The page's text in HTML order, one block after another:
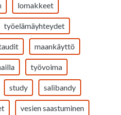
lomakkeet
työelämäyhteydet
maankäyttö
työvoima
study salibandy
vesien saastuminen